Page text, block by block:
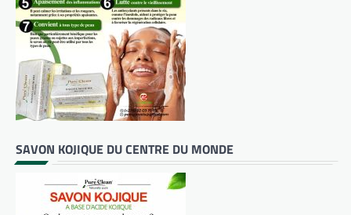
SAVON KOJIQUE DU CENTRE DU MONDE